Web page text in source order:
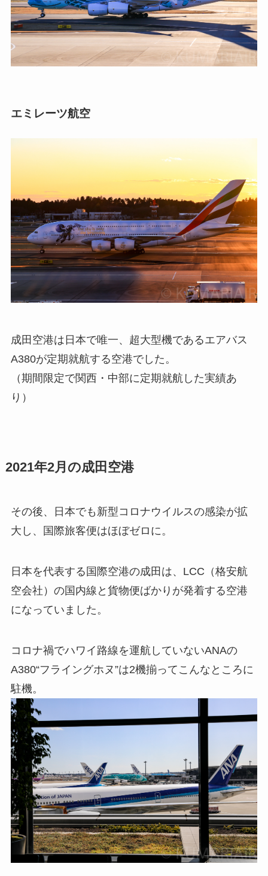
エミレーツ航空
成田空港は日本で唯一、超大型機であるエアバス
A380が定期就航する空港でした。
（期間限定で関西・中部に定期就航した実績あ
り）
2021年2月の成田空港
その後、日本でも新型コロナウイルスの感染が拡
大し、国際旅客便はほぼゼロに。
日本を代表する国際空港の成田は、LCC（格安航
空会社）の国内線と貨物便ばかりが発着する空港
になっていました。
コロナ禍でハワイ路線を運航していないANAの
A380“フライングホヌ”は2機揃ってこんなところに
駐機。